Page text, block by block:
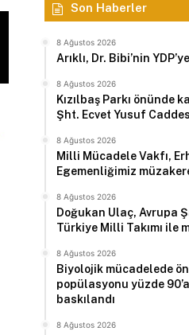
Son Haberler
8 Ağustos 2026
Arıklı, Dr. Bibi’nin
8 Ağustos 2026
Kızılbaş Parkı önünde
Şht. Ecvet Yusuf
8 Ağustos 2026
Milli Mücadele Vakfı,
Egemenliğimiz
8 Ağustos 2026
Doğukan Ulaç, Avrupa
Türkiye Milli Takımı ile
8 Ağustos 2026
Biyolojik mücadelede
popülasyonu yüzde
baskılandı
8 Ağustos 2026